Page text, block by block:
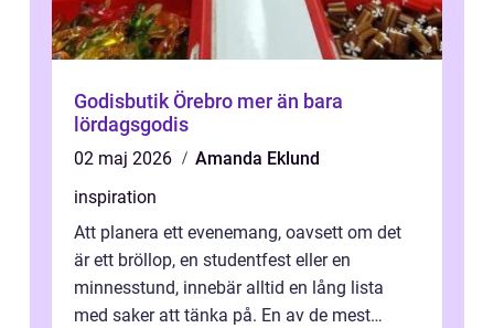
Godisbutik Örebro mer än bara
lördagsgodis
02 maj 2026
Amanda Eklund
inspiration
Att planera ett evenemang, oavsett om det
är ett bröllop, en studentfest eller en
minnesstund, innebär alltid en lång lista
med saker att tänka på. En av de mest